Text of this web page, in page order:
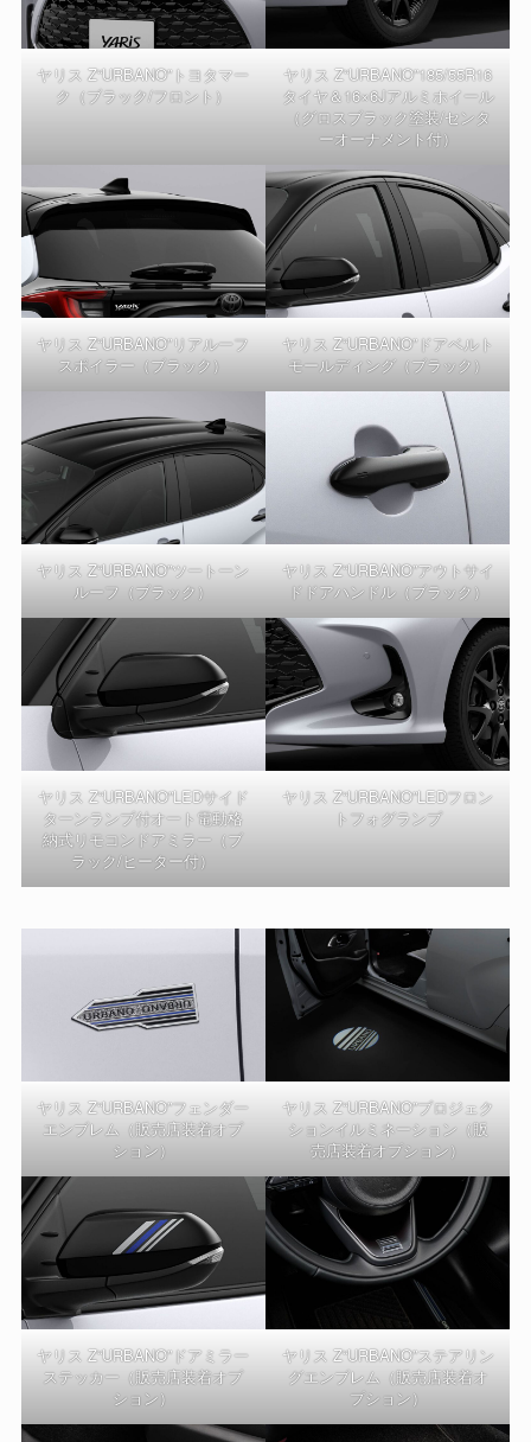
ヤリス Z“URBANO”トヨタマー
ク（ブラック/フロント）
ヤリス Z“URBANO”185/55R16
タイヤ＆16×6Jアルミホイール
（グロスブラック塗装/センタ
ーオーナメント付）
ヤリス Z“URBANO”リアルーフ
スポイラー（ブラック）
ヤリス Z“URBANO”ドアベルト
モールディング（ブラック）
ヤリス Z“URBANO”ツートーン
ルーフ（ブラック）
ヤリス Z“URBANO”アウトサイ
ドドアハンドル（ブラック）
ヤリス Z“URBANO”LEDサイド
ターンランプ付オート電動格
納式リモコンドアミラー（ブ
ラック/ヒーター付）
ヤリス Z“URBANO”LEDフロン
トフォグランプ
ヤリス Z“URBANO”フェンダー
エンブレム（販売店装着オプ
ション）
ヤリス Z“URBANO”プロジェク
ションイルミネーション（販
売店装着オプション）
ヤリス Z“URBANO”ドアミラー
ステッカー（販売店装着オプ
ション）
ヤリス Z“URBANO”ステアリン
グエンブレム（販売店装着オ
プション）